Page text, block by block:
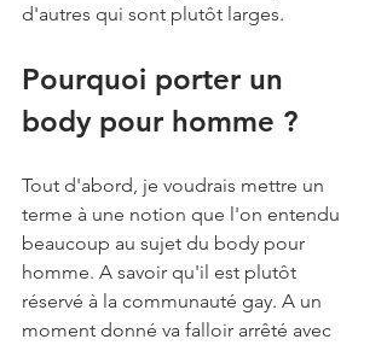
d'autres qui sont plutôt larges.
Pourquoi porter un
body pour homme ?
Tout d'abord, je voudrais mettre un
terme à une notion que l'on entendu
beaucoup au sujet du body pour
homme. A savoir qu'il est plutôt
réservé à la communauté gay. A un
moment donné va falloir arrêté avec